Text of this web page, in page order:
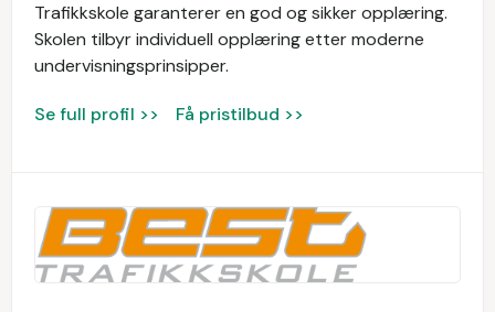
Trafikkskole garanterer en god og sikker opplæring.
Skolen tilbyr individuell opplæring etter moderne
undervisningsprinsipper.
Se full profil >> Få pristilbud >>